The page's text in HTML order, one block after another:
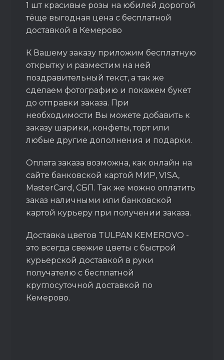
1 шт красивые розы на юбилей дорогой
тёще выгодная цена с бесплатной
доставкой в Кемерово
К Вашему заказу приложим бесплатную
открытку и разместим на ней
поздравительный текст, а так же
сделаем фотографию и покажем букет
до отправки заказа. При
необходимости Вы можете добавить к
заказу шарики, конфеты, торт или
любые другие дополнения и подарки.
Оплата заказа возможна, как онлайн на
сайте банковской картой МИР, VISA,
MasterCard, СБП. Так же можно оплатить
заказ наличными или банковской
картой курьеру при получении заказа.
Доставка цветов TULPAN KEMEROVO -
это всегда свежие цветы с быстрой
курьерской доставкой в руки
получателю с бесплатной
круглосуточной доставкой по
Кемерово.